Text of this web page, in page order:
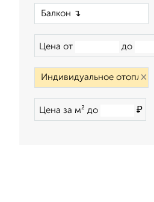
Цена от до
×
Цена за м² до ₽